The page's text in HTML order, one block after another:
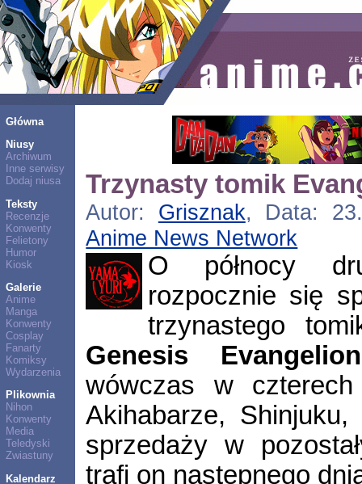
Główna
Niusy
Archiwum
Inne serwisy
Dodaj niusa
Teksty
Recenzje
Konwenty
Felietony
Humor
Kiosk
Galerie
Anime
Manga
Konwenty
Cosplay
Fanarty
Komiksy
Wydarzenia
Plikownia
Nihon
Konwenty
Media
Teledyski
Zwiastuny
Kalendarz
Trzynasty tomik
Autor: Grisznak, Data:
Anime News Network
O północy
rozpocznie się
trzynastego
Genesis
wówczas w
Akihabarze,
sprzedaży w
trafi on następnego